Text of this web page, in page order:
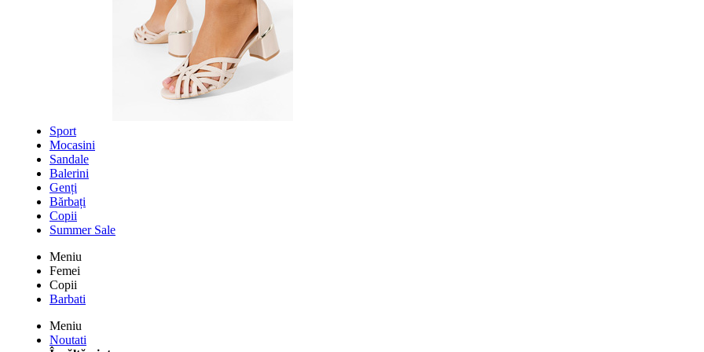
Sport
Mocasini
Sandale
Balerini
Genți
Bărbați
Copii
Summer Sale
Meniu
Femei
Copii
Barbati
Meniu
Noutati